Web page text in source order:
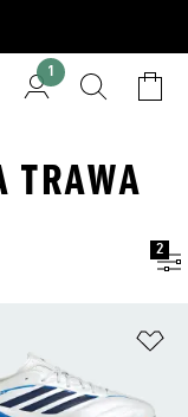
1
TRAWA
2